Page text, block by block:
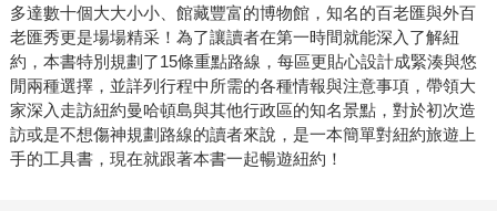
多達數十個大大小小、館藏豐富的博物館，知名的百老匯與外百
老匯秀更是場場精采！為了讓讀者在第一時間就能深入了解紐
約，本書特別規劃了15條重點路線，每區更貼心設計成緊湊與悠
閒兩種選擇，並詳列行程中所需的各種情報與注意事項，帶領大
家深入走訪紐約曼哈頓島與其他行政區的知名景點，對於初次造
訪或是不想傷神規劃路線的讀者來說，是一本簡單對紐約旅遊上
手的工具書，現在就跟著本書一起暢遊紐約！